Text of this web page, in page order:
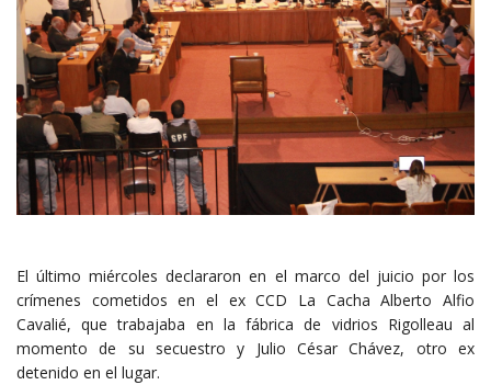
El último miércoles declararon en el marco del juicio por los
crímenes cometidos en el ex CCD La Cacha Alberto Alfio
Cavalié, que trabajaba en la fábrica de vidrios Rigolleau al
momento de su secuestro y Julio César Chávez, otro ex
detenido en el lugar.